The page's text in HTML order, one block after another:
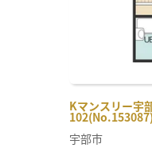
Kマンスリー宇
102(No.153087)
宇部市